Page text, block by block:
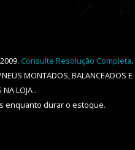
Consulte Resolução Completa.
MONTADOS, BALANCEADOS E
LOJA .
enquanto durar o estoque.